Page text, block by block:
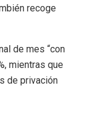
recoge
de mes “con
mientras que
de privación